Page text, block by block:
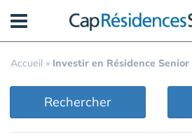
Accueil » Investir en Résidence Senior
Rechercher